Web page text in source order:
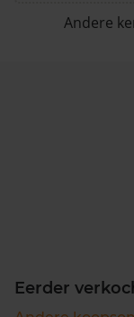
Andere
Eerder